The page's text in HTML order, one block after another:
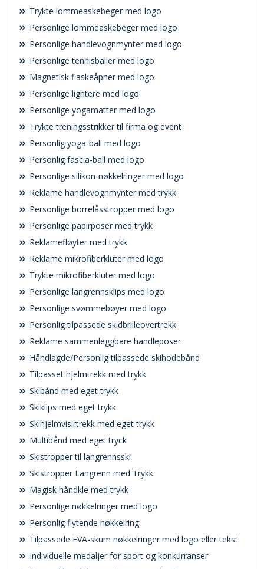
Trykte lommeaskebeger med logo
Personlige lommeaskebeger med logo
Personlige handlevognmynter med logo
Personlige tennisballer med logo
Magnetisk flaskeåpner med logo
Personlige lightere med logo
Personlige yogamatter med logo
Trykte treningsstrikker til firma og event
Personlig yoga-ball med logo
Personlig fascia-ball med logo
Personlige silikon-nøkkelringer med logo
Reklame handlevognmynter med trykk
Personlige borrelåsstropper med logo
Personlige papirposer med trykk
Reklamefløyter med trykk
Reklame mikrofiberkluter med logo
Trykte mikrofiberkluter med logo
Personlige langrennsklips med logo
Personlige svømmebøyer med logo
Personlig tilpassede skidbrilleovertrekk
Reklame sammenleggbare handleposer
Håndlagde/Personlig tilpassede skihodebånd
Tilpasset hjelmtrekk med trykk
Skibånd med eget trykk
Skiklips med eget trykk
Skihjelmvisirtrekk med eget trykk
Multibånd med eget tryck
Skistropper til langrennsski
Skistropper Langrenn med Trykk
Magisk håndkle med trykk
Personlige nøkkelringer med logo
Personlig flytende nøkkelring
Tilpassede EVA-skum nøkkelringer med logo eller tekst
Individuelle medaljer for sport og konkurranser